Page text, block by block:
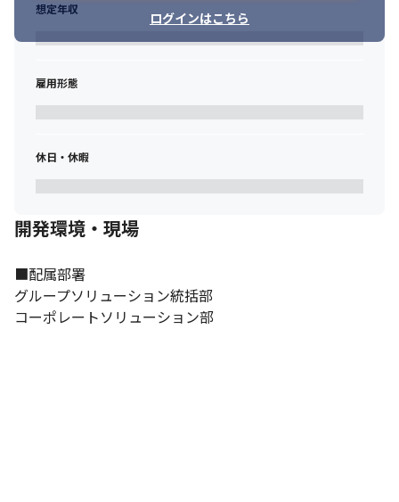
ログインはこちら
想定年収
雇用形態
休日・休暇
開発環境・現場
■配属部署
グループソリューション統括部
コーポレートソリューション部